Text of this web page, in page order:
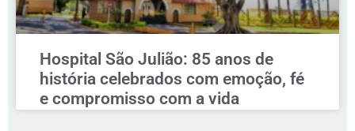
Hospital São Julião: 85 anos de
história celebrados com emoção, fé
e compromisso com a vida